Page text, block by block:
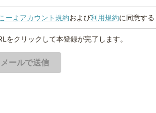
ーよアカウント規約および利用規約に同意する
クリックして本登録が完了します。